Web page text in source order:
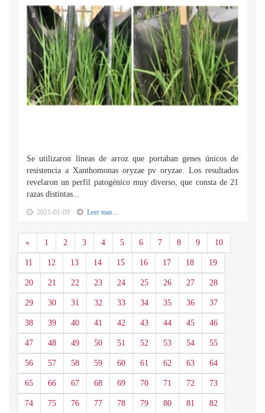
Se utilizaron líneas de arroz que portaban genes únicos de
resistencia a Xanthomonas oryzae pv oryzae. Los resultados
revelaron un perfil patogénico muy diverso, que consta de 21
razas distintas...
2021-01-09 Leer mas...
«Anterior
1 2 3 4 5 6 7 8 9 10
11 12 13 14 15 16 17 18 19
20 21 22 23 24 25 26 27 28
29 30 31 32 33 34 35 36 37
38 39 40 41 42 43 44 45 46
47 48 49 50 51 52 53 54 55
56 57 58 59 60 61 62 63 64
65 66 67 68 69 70 71 72 73
74 75 76 77 78 79 80 81 82